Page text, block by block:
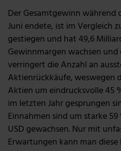
Der Gesamtgewinn während
Juni endete, ist im Vergleich
gestiegen und hat 49,6
Gewinnmargen wachsen
verringert die Anzahl an
Aktienrückkäufe, weswegen
Aktien um eindrucksvolle 45
im letzten Jahr gesprungen
Einnahmen sind um starke
USD gewachsen. Nur mit
Erwartungen kann man diese